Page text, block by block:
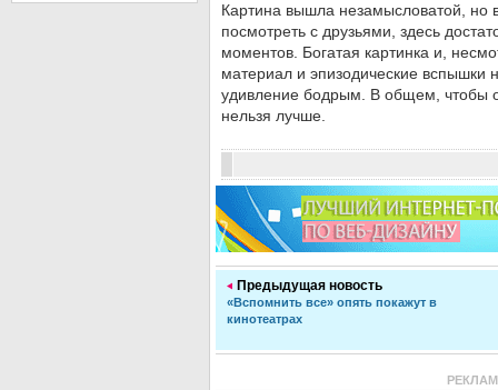
Картина вышла незамысловатой, но
посмотреть с друзьями, здесь
моментов. Богатая картинка и,
материал и эпизодические вспышки
удивление бодрым. В общем, чтобы
нельзя лучше.
Предыдущая новость
«Вспомнить все» опять покажут в
кинотеатрах